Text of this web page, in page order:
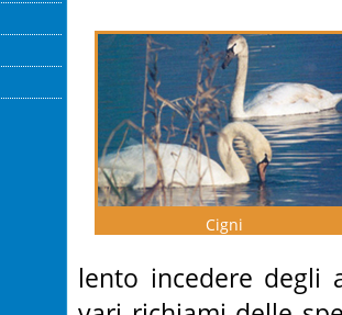
Cigni
lento incedere degli